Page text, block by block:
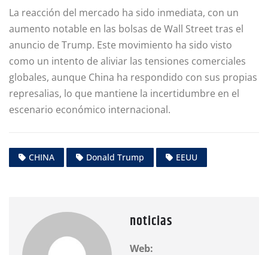
La reacción del mercado ha sido inmediata, con un
aumento notable en las bolsas de Wall Street tras el
anuncio de Trump. Este movimiento ha sido visto
como un intento de aliviar las tensiones comerciales
globales, aunque China ha respondido con sus propias
represalias, lo que mantiene la incertidumbre en el
escenario económico internacional.
CHINA Donald Trump EEUU
noticias
Web: